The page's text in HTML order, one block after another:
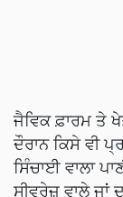
ਜੈਵਿਕ ਫ਼ਾਰਮ ਤੇ
ਦੌਰਾਨ ਕਿਸੇ ਵੀ
ਸਿੰਚਾਈ ਵਾਲਾ
ਸੀਵਰੇਜ਼ ਵਾਲੇ ਜਾਂ